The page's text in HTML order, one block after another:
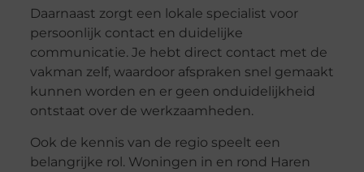
Daarnaast zorgt een lokale specialist voor
persoonlijk contact en duidelijke
communicatie. Je hebt direct contact met de
vakman zelf, waardoor afspraken snel gemaakt
kunnen worden en er geen onduidelijkheid
ontstaat over de werkzaamheden.
Ook de kennis van de regio speelt een
belangrijke rol. Woningen in en rond Haren